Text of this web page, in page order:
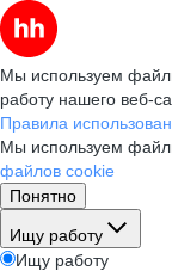
Мы используем
работу нашего веб-
Правила
Мы используем
файлов cookie
Понятно
Ищу работу
Ищу работу